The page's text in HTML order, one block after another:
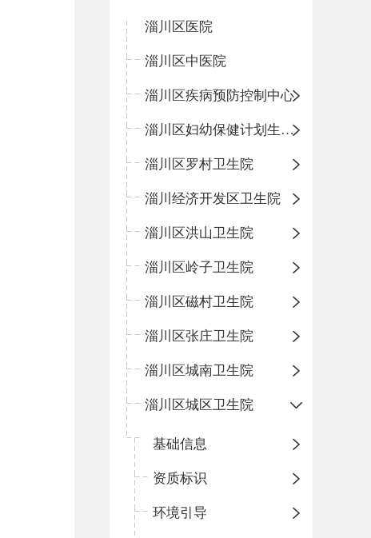
淄川区医院
淄川区中医院
淄川区疾病预防控制中心
淄川区妇幼保健计划生育服务中心
淄川区罗村卫生院
淄川经济开发区卫生院
淄川区洪山卫生院
淄川区岭子卫生院
淄川区磁村卫生院
淄川区张庄卫生院
淄川区城南卫生院
淄川区城区卫生院
基础信息
资质标识
环境引导